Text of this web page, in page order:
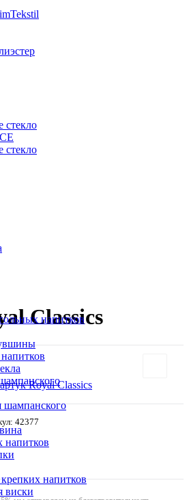
стекло
стекло
напитков
напитков
напитков
виски
Classics
42377